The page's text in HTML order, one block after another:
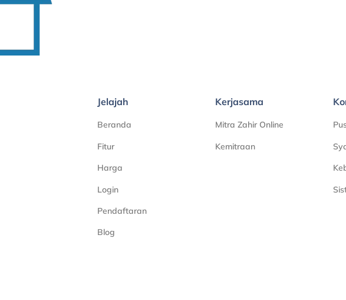
Jelajah
Beranda
Fitur
Harga
Login
Pendaftaran
Blog
Kerjasama
Mitra Zahir Online
Kemitraan